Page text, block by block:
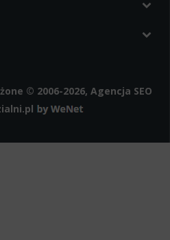
© 2006-2026, Agencja SEO